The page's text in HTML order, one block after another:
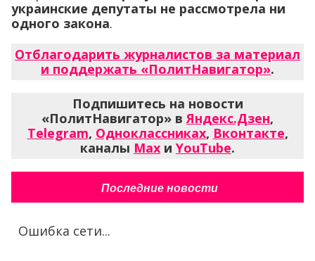
украинские депутаты не рассмотрела ни
одного закона.
Отблагодарить журналистов за материал
и поддержать «ПолитНавигатор».
Подпишитесь на новости
«ПолитНавигатор» в Яндекс.Дзен,
Telegram, Одноклассниках, Вконтакте,
каналы Max и YouTube.
Последние новости
Ошибка сети...